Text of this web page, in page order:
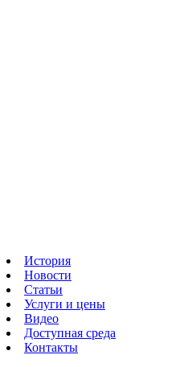
История
Новости
Статьи
Услуги и цены
Видео
Доступная среда
Контакты